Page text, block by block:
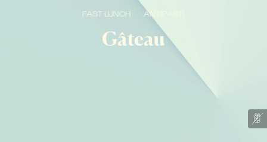
FAST LUNCH ANTIPASTI
Gâteau